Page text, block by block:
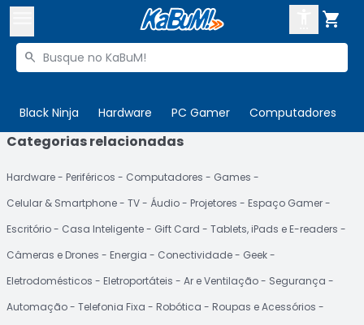

Buscar produtos

Black Ninja Hardware PC Gamer Computadores
Olá. Acesse sua conta
 Departamentos
Cupons
Mais Vendidos
ENTRE
CADASTRE-SE
Categorias relacionadas
Hardware Periféricos Computadores
Games
Celular & Smartphone
TV Áudio Projetores
Espaço Gamer
Escritório
Casa Inteligente Gift Card
Tablets, iPads e E-readers
Câmeras e Drones
Energia Conectividade
Geek
Eletrodomésticos
Eletroportáteis Ar e Ventilação
Segurança
Automação
Telefonia Fixa Robótica
Roupas e Acessórios